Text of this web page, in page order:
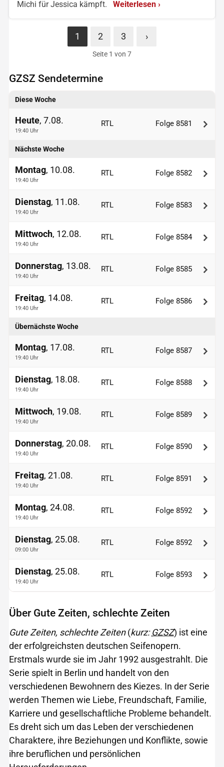
Michi für Jessica kämpft. Weiterlesen ›
1 2 3 ›
Seite 1 von 7
GZSZ Sendetermine
Diese Woche
Heute, 7.08.
19:40 Uhr
RTL Folge 8581
Nächste Woche
Montag, 10.08.
19:40 Uhr
RTL Folge 8582
Dienstag, 11.08.
19:40 Uhr
RTL Folge 8583
Mittwoch, 12.08.
19:40 Uhr
RTL Folge 8584
Donnerstag, 13.08.
19:40 Uhr
RTL Folge 8585
Freitag, 14.08.
19:40 Uhr
RTL Folge 8586
Übernächste Woche
Montag, 17.08.
19:40 Uhr
RTL Folge 8587
Dienstag, 18.08.
19:40 Uhr
RTL Folge 8588
Mittwoch, 19.08.
19:40 Uhr
RTL Folge 8589
Donnerstag, 20.08.
19:40 Uhr
RTL Folge 8590
Freitag, 21.08.
19:40 Uhr
RTL Folge 8591
Montag, 24.08.
19:40 Uhr
RTL Folge 8592
Dienstag, 25.08.
09:00 Uhr
RTL Folge 8592
Dienstag, 25.08.
19:40 Uhr
RTL Folge 8593
Über Gute Zeiten, schlechte Zeiten
Gute Zeiten, schlechte Zeiten(kurz:GZSZ) ist eine
der erfolgreichsten deutschen Seifenopern.
Erstmals wurde sie im Jahr 1992 ausgestrahlt. Die
Serie spielt in Berlin und handelt von den
verschiedenen Bewohnern des Kiezes. In der Serie
werden Themen wie Liebe, Freundschaft, Familie,
Karriere und gesellschaftliche Probleme behandelt.
Es dreht sich um das Leben der verschiedenen
Charaktere, ihre Beziehungen und Konflikte, sowie
ihre beruflichen und persönlichen